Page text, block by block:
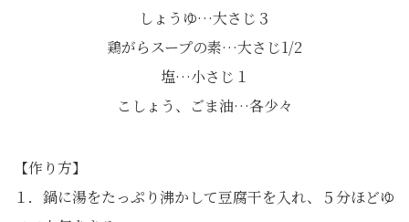
しょうゆ…大さじ３
鶏がらスープの素…大さじ1/2
塩…小さじ１
こしょう、ごま油…各少々
【作り方】
１．鍋に湯をたっぷり沸かして豆腐干を入れ、５分ほどゆ